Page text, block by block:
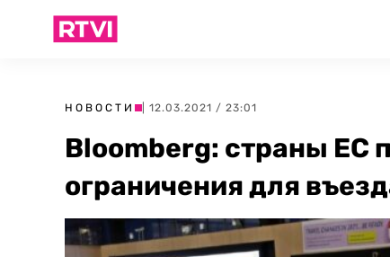
НОВОСТИ | 12.03.2021 / 23:01
Bloomberg: страны ЕC
ограничения для